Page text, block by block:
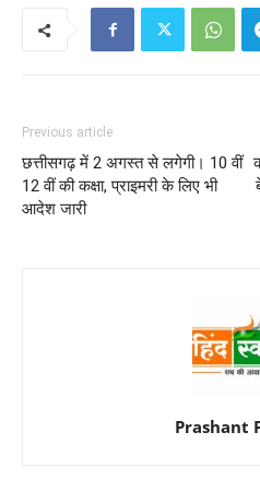
Previous article
छत्तीसगढ़ में 2 अगस्त से लगेगी। 10 वीं
12 वीं की कक्षा, प्राइमरी के लिए भी
आदेश जारी
Prashant